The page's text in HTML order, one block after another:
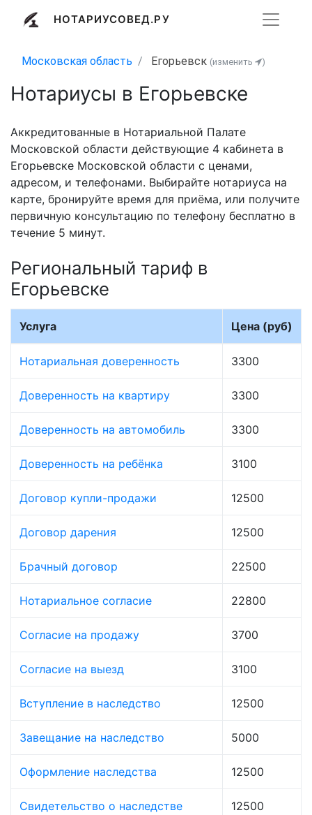
НОТАРИУСОВЕД.РУ
Московская область Егорьевск (изменить )
Нотариусы в Егорьевске
Аккредитованные в Нотариальной Палате
Московской области действующие 4 кабинета в
Егорьевске Московской области с ценами,
адресом, и телефонами. Выбирайте нотариуса на
карте, бронируйте время для приёма, или получите
первичную консультацию по телефону бесплатно в
течение 5 минут.
Региональный тариф в
Егорьевске
Услуга Цена (руб)
Нотариальная доверенность 3300
Доверенность на квартиру 3300
Доверенность на автомобиль 3300
Доверенность на ребёнка 3100
Договор купли-продажи 12500
Договор дарения 12500
Брачный договор 22500
Нотариальное согласие 22800
Согласие на продажу 3700
Согласие на выезд 3100
Вступление в наследство 12500
Завещание на наследство 5000
Оформление наследства 12500
Свидетельство о наследстве 12500